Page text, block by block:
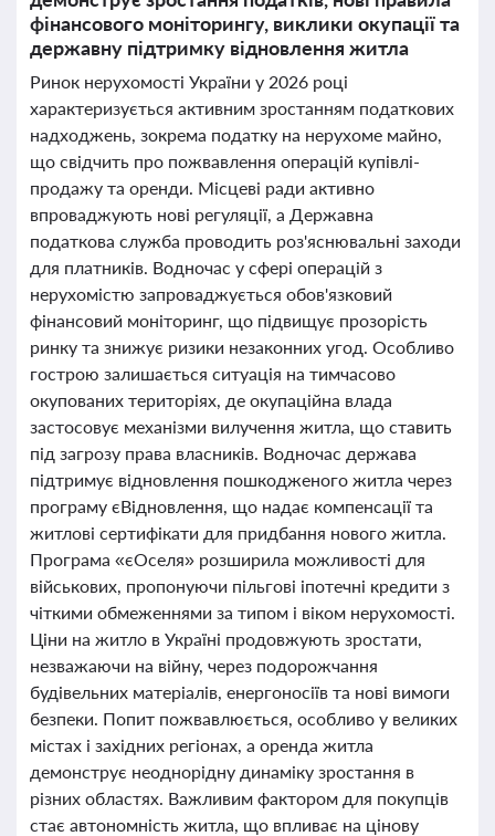
фінансового моніторингу, виклики окупації та
державну підтримку відновлення житла
Ринок нерухомості України у 2026 році
характеризується активним зростанням податкових
надходжень, зокрема податку на нерухоме майно,
що свідчить про пожвавлення операцій купівлі-
продажу та оренди. Місцеві ради активно
впроваджують нові регуляції, а Державна
податкова служба проводить роз'яснювальні заходи
для платників. Водночас у сфері операцій з
нерухомістю запроваджується обов'язковий
фінансовий моніторинг, що підвищує прозорість
ринку та знижує ризики незаконних угод. Особливо
гострою залишається ситуація на тимчасово
окупованих територіях, де окупаційна влада
застосовує механізми вилучення житла, що ставить
під загрозу права власників. Водночас держава
підтримує відновлення пошкодженого житла через
програму єВідновлення, що надає компенсації та
житлові сертифікати для придбання нового житла.
Програма «єОселя» розширила можливості для
військових, пропонуючи пільгові іпотечні кредити з
чіткими обмеженнями за типом і віком нерухомості.
Ціни на житло в Україні продовжують зростати,
незважаючи на війну, через подорожчання
будівельних матеріалів, енергоносіїв та нові вимоги
безпеки. Попит пожвавлюється, особливо у великих
містах і західних регіонах, а оренда житла
демонструє неоднорідну динаміку зростання в
різних областях. Важливим фактором для покупців
стає автономність житла, що впливає на цінову